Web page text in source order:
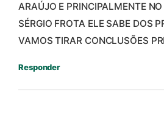
ARAÚJO E PRINCIPALMENTE NO
SÉRGIO FROTA ELE SABE DOS
VAMOS TIRAR CONCLUSÕES
Responder